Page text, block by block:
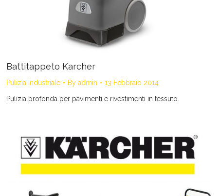
Battitappeto Karcher
Pulizia Industriale By admin 13 Febbraio 2014
Pulizia profonda per pavimenti e rivestimenti in tessuto.